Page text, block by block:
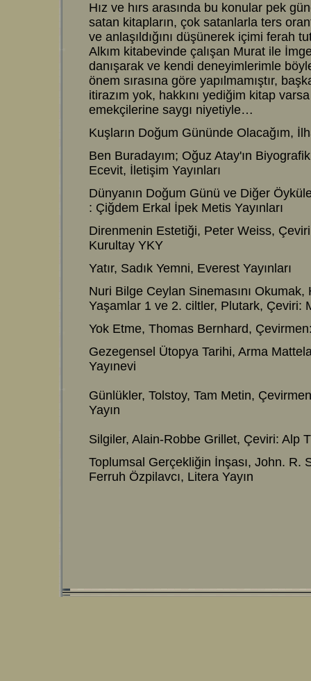
Hız ve hırs arasında bu konular pek
satan kitapların, çok satanlarla ters
ve anlaşıldığını düşünerek içimi ferah
Alkım kitabevinde çalışan Murat ile
danışarak ve kendi deneyimlerimle
önem sırasına göre yapılmamıştır,
itirazım yok, hakkını yediğim kitap
emekçilerine saygı niyetiyle…
Kuşların Doğum Gününde Olacağım,
Ben Buradayım; Oğuz Atay'ın
Ecevit, İletişim Yayınları
Dünyanın Doğum Günü ve Diğer
: Çiğdem Erkal İpek Metis Yayınları
Direnmenin Estetiği, Peter Weiss,
Kurultay YKY
Yatır, Sadık Yemni, Everest Yayınları
Nuri Bilge Ceylan Sinemasını Okumak,
Yaşamlar 1 ve 2. ciltler, Plutark, Çeviri:
Yok Etme, Thomas Bernhard,
Gezegensel Ütopya Tarihi, Arma
Yayınevi
Günlükler, Tolstoy, Tam Metin,
Yayın
Silgiler, Alain-Robbe Grillet, Çeviri: Alp
Toplumsal Gerçekliğin İnşası, John. R.
Ferruh Özpilavcı, Litera Yayın